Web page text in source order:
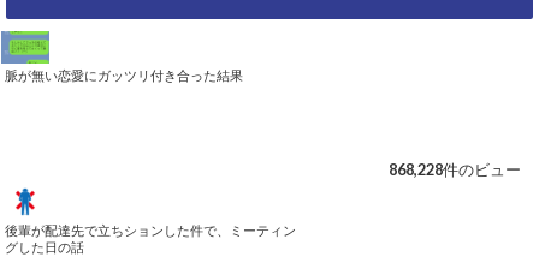
ー
脈が無い恋愛にガッツリ付き合った結果
868,228件のビュー
後輩が配達先で立ちションした件で、ミーティン
グした日の話